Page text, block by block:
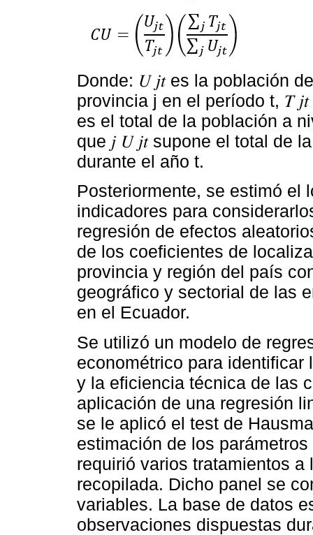
Donde: 𝑈 𝑗𝑡 es la población
provincia j en el período t, 𝑇
es el total de la población a
que 𝑗 𝑈 𝑗𝑡 supone el total de
durante el año t.
Posteriormente, se estimó el
indicadores para
regresión de efectos
de los coeficientes de
provincia y región del país
geográfico y sectorial de las
en el Ecuador.
Se utilizó un modelo de
econométrico para
y la eficiencia técnica de las
aplicación de una regresión
se le aplicó el test de
estimación de los
requirió varios tratamientos
recopilada. Dicho panel se
variables. La base de datos
observaciones dispuestas